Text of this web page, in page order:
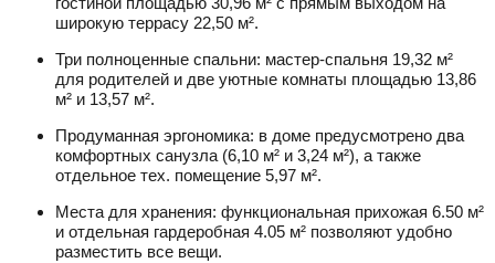
широкую террасу 22,50 м².
Три полноценные спальни: мастер-спальня 19,32 м²
для родителей и две уютные комнаты площадью 13,86
м² и 13,57 м².
Продуманная эргономика: в доме предусмотрено два
комфортных санузла (6,10 м² и 3,24 м²), а также
отдельное тех. помещение 5,97 м².
Места для хранения: функциональная прихожая 6.50 м²
и отдельная гардеробная 4.05 м² позволяют удобно
разместить все вещи.